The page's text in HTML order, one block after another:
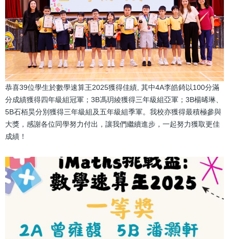
恭喜39位學生於數學速算王2025獲得佳績, 其中4A李皓錡以100分滿
分成績獲得四年級組冠軍；3B馮玥綾獲得三年級組亞軍；3B楊晞琳、
5B石栢昊分別獲得三年級組及五年級組季軍。我校亦獲得最積極參與
大獎，感謝各位同學努力付出，讓我們繼續進步，一起努力獲取更佳
成績！